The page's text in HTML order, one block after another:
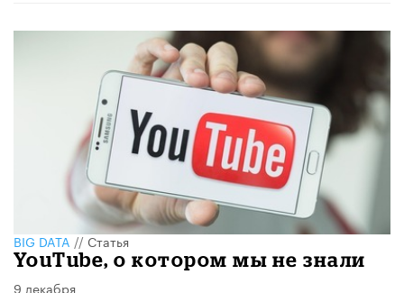
BIG DATA//Статья
YouTube, о котором мы не знали
9 декабря